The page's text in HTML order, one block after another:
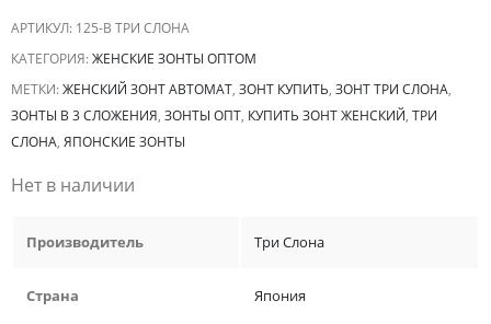
АРТИКУЛ: 125-B ТРИ СЛОНА
КАТЕГОРИЯ:ЖЕНСКИЕ ЗОНТЫ ОПТОМ
МЕТКИ:ЖЕНСКИЙ ЗОНТ АВТОМАТ, ЗОНТ КУПИТЬ, ЗОНТ ТРИ СЛОНА,
ЗОНТЫ В 3 СЛОЖЕНИЯ, ЗОНТЫ ОПТ, КУПИТЬ ЗОНТ ЖЕНСКИЙ, ТРИ
СЛОНА, ЯПОНСКИЕ ЗОНТЫ
Нет в наличии
Производитель Три Слона
Страна Япония